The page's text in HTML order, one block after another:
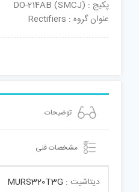
پکیج : DO-214AB (SMCJ)
عنوان گروه : Rectifiers
توضیحات
مشخصات فنی
دیتاشیت : MURS320T3G